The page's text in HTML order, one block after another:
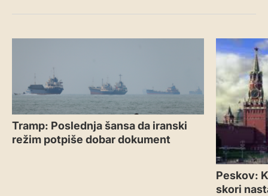
Tramp: Poslednja šansa da iranski
režim potpiše dobar dokument
Peskov:
skori